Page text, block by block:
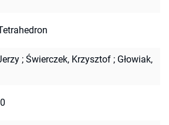
; Świerczek, Krzysztof ; Głowiak,